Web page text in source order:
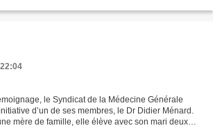
le Syndicat de la Médecine Générale
d’un de ses membres, le Dr Didier Ménard.
mère de famille, elle élève avec son mari deux